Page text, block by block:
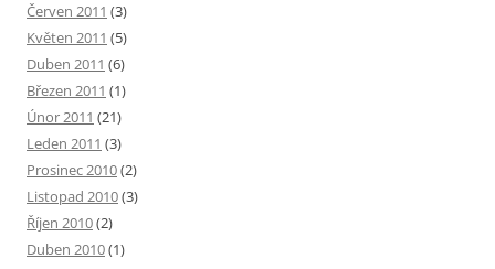
Červen 2011 (3)
Květen 2011 (5)
Duben 2011 (6)
Březen 2011 (1)
Únor 2011 (21)
Leden 2011 (3)
Prosinec 2010(2)
Listopad 2010(3)
Říjen 2010(2)
Duben 2010(1)